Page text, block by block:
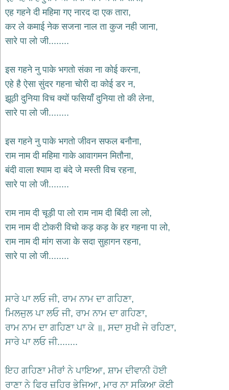
जैन
भजन
jain
bhajans
भजन
durga
bhajans
गणेश
भजन
राम
भजन
raam
gurudev
विविध
भजन
miscellaneous
भजन
bhajans
बाबा
बालक
baba
nath
एह गहने दी महिमा गए नारद दा एक तारा,
कर ले कमाई नेक सजना नाल ता कुज नही जाना,
सारे पा लो जी........
इस गहने नु पाके भगतो संका ना कोई करना,
एहे है ऐसा सुंदर गहना चोरी दा कोई डर न,
झूठी दुनिया विच क्यों फसियाँ दुनिया तो की लेना,
सारे पा लो जी........
इस गहने नु पाके भगतो जीवन सफल बनौना,
राम नाम दी महिमा गाके आवागमन मितौना,
बंदी वाला श्याम दा बंदे जे मस्ती विच रहना,
सारे पा लो जी........
राम नाम दी चूड़ी पा लो राम नाम दी बिंदी ला लो,
राम नाम दी टोकरी विचो कड़ कड़ के हर गहना पा लो,
राम नाम दी मांग सजा के सदा सुहागन रहना,
सारे पा लो जी........
ਸਾਰੇ ਪਾ ਲਓ ਜੀ, ਰਾਮ ਨਾਮ ਦਾ ਗਹਿਣਾ,
ਮਿਲਜੁਲ ਪਾ ਲਓ ਜੀ, ਰਾਮ ਨਾਮ ਦਾ ਗਹਿਣਾ,
ਰਾਮ ਨਾਮ ਦਾ ਗਹਿਣਾ ਪਾ ਕੇ ॥, ਸਦਾ ਸੁਖੀ ਜੇ ਰਹਿਣਾ,
ਸਾਰੇ ਪਾ ਲਓ ਜੀ........
ਇਹ ਗਹਿਣਾ ਮੀਰਾਂ ਨੇ ਪਾਇਆ, ਸ਼ਾਮ ਦੀਵਾਨੀ ਹੋਈ
ਰਾਣਾ ਨੇ ਫਿਰ ਜ਼ਹਿਰ ਭੇਜਿਆ, ਮਾਰ ਨਾ ਸਕਿਆ ਕੋਈ